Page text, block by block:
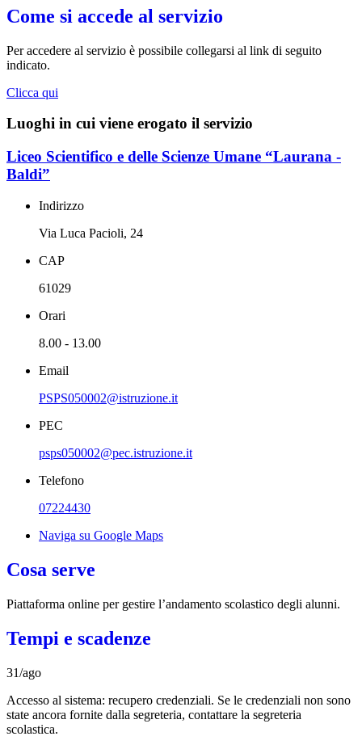
Come si accede al servizio
Per accedere al servizio è possibile collegarsi al link di seguito
indicato.
Clicca qui
Luoghi in cui viene erogato il servizio
Liceo Scientifico e delle Scienze Umane “Laurana -
Baldi”
Indirizzo
Via Luca Pacioli, 24
CAP
61029
Orari
8.00 - 13.00
Email
PSPS050002@istruzione.it
PEC
psps050002@pec.istruzione.it
Telefono
07224430
Naviga su Google Maps
Cosa serve
Piattaforma online per gestire l’andamento scolastico degli alunni.
Tempi e scadenze
31/ago
Accesso al sistema: recupero credenziali. Se le credenziali non sono
state ancora fornite dalla segreteria, contattare la segreteria
scolastica.